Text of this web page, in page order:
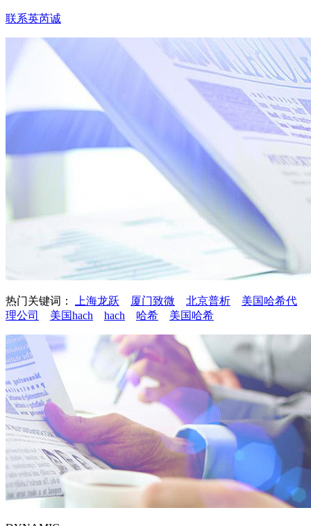
联系英芮诚
热门关键词： 上海龙跃 厦门致微 北京普析
美国哈希代
理公司
美国hach hach 哈希 美国哈希